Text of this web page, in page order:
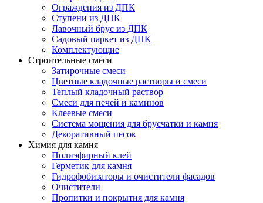
Ограждения из ДПК
Ступени из ДПК
Лавочный брус из ДПК
Садовый паркет из ДПК
Комплектующие
Строительные смеси
Затирочные смеси
Цветные кладочные растворы и смеси
Теплый кладочный раствор
Смеси для печей и каминов
Клеевые смеси
Система мощения для брусчатки и камня
Декоративный песок
Химия для камня
Полиэфирный клей
Герметик для камня
Гидрофобизаторы и очистители фасадов
Очистители
Пропитки и покрытия для камня